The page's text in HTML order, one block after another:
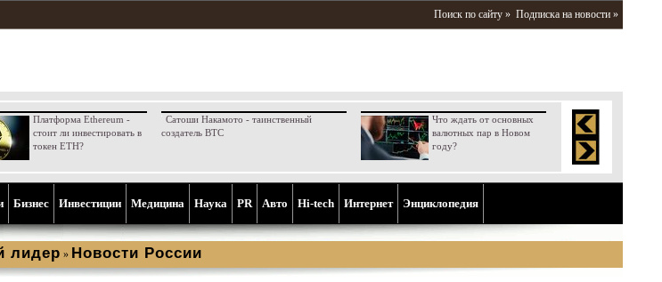
Поиск по сайту » Подписка на новости »
Платформа Ethereum -
стоит ли инвестировать в
токен ETH?
Сатоши Накамото - таинственный
создатель BTC
Что ждать от основных
валютных пар в Новом
году?
Бизнес Инвестиции Медицина Наука PR Aвто Hi-tech Интернет Энциклопедия
лидер » Новости России